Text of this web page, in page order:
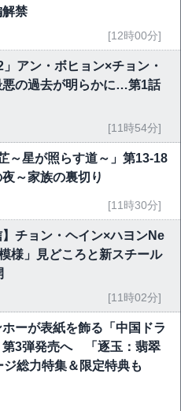
解禁
[12時00分]
」アン・ボヒョン×チョン・
悪の過去が明らかに…第1話
[11時54分]
～星が照らす道～」第13-18
～家族の裏切り
[11時30分]
】チョン・ヘイン×ハヨンNe
様」見どころと新スチール
[11時02分]
ーが表紙を飾る「中国ドラ
第3弾発売へ 「逐玉：翡翠
総力特集＆限定特典も